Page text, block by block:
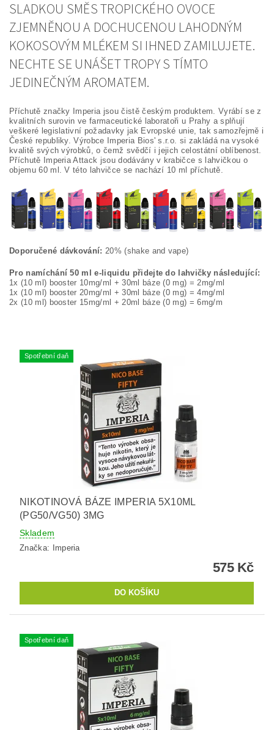
SLADKOU SMĚS TROPICKÉHO OVOCE
ZJEMNĚNOU A DOCHUCENOU LAHODNÝM
KOKOSOVÝM MLÉKEM SI IHNED ZAMILUJETE.
NECHTE SE UNÁŠET TROPY S TÍMTO
JEDINEČNÝM AROMATEM.
Příchutě značky Imperia jsou čistě českým produktem. Vyrábí se z
kvalitních surovin ve farmaceutické laboratoři u Prahy a splňují
veškeré legislativní požadavky jak Evropské unie, tak samozřejmě i
České republiky. Výrobce Imperia Bios' s.r.o. si zakládá na vysoké
kvalitě svých výrobků, o čemž svědčí i jejich celostátní oblíbenost.
Příchutě Imperia Attack jsou dodávány v krabičce s lahvičkou o
objemu 60 ml. V této lahvičce se nachází 10 ml příchutě.
Doporučené dávkování: 20% (shake and vape)
Pro namíchání 50 ml e-liquidu přidejte do lahvičky následující:
1x (10 ml) booster 10mg/ml + 30ml báze (0 mg) = 2mg/ml
1x (10 ml) booster 20mg/ml + 30ml báze (0 mg) = 4mg/ml
2x (10 ml) booster 15mg/ml + 20ml báze (0 mg) = 6mg/m
Spotřební daň
NIKOTINOVÁ BÁZE IMPERIA 5X10ML
(PG50/VG50) 3MG
Skladem
Značka: Imperia
575 Kč
Spotřební daň